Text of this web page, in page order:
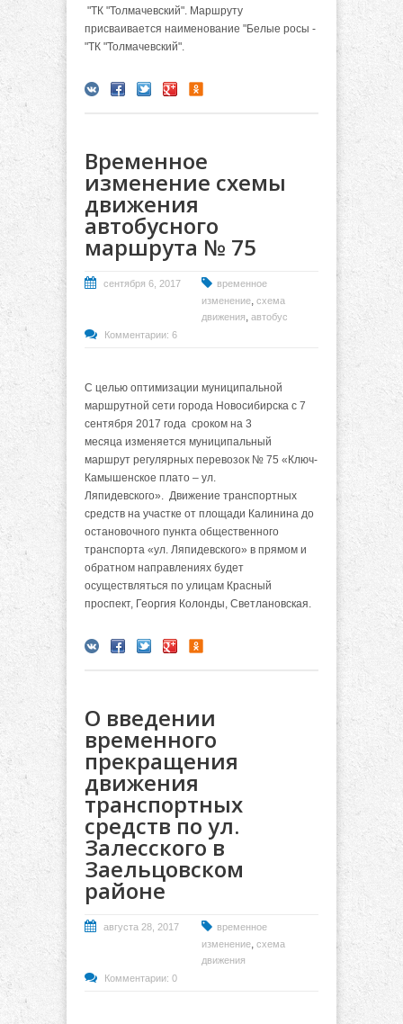
"ТК "Толмачевский". Маршруту
присваивается наименование "Белые росы -
"ТК "Толмачевский".
Временное
изменение схемы
движения
автобусного
маршрута № 75
сентября 6, 2017
временное
изменение, схема
движения, автобус
Комментарии: 6
С целью оптимизации муниципальной
маршрутной сети города Новосибирска с 7
сентября 2017 года сроком на 3
месяца изменяется муниципальный
маршрут регулярных перевозок № 75 «Ключ-
Камышенское плато – ул.
Ляпидевского». Движение транспортных
средств на участке от площади Калинина до
остановочного пункта общественного
транспорта «ул. Ляпидевского» в прямом и
обратном направлениях будет
осуществляться по улицам Красный
проспект, Георгия Колонды, Светлановская.
О введении
временного
прекращения
движения
транспортных
средств по ул.
Залесского в
Заельцовском
районе
августа 28, 2017
временное
изменение, схема
движения
Комментарии: 0